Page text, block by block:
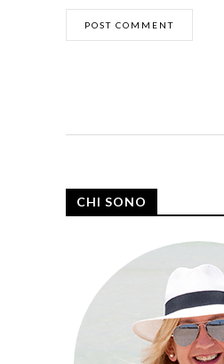
CHI SONO